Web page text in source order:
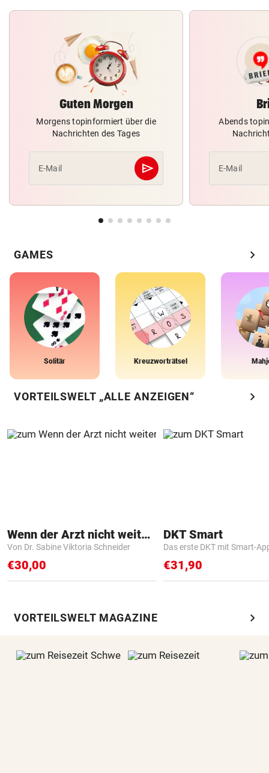
Guten Morgen
Morgens topinformiert über die
Nachrichten des Tages
E-Mail send
Abschicken
Abends
E-Mail
GAMES chevron_right
Solitär Kreuzworträtsel
VORTEILSWELT „ALLE ANZEIGEN“ chevron_right
Wenn der Arzt nicht weiter weiß
Von Dr. Sabine Viktoria Schneider
€30,00
DKT Smart
Das erste DKT mit Smart-
€31,90
VORTEILSWELT MAGAZINE chevron_right